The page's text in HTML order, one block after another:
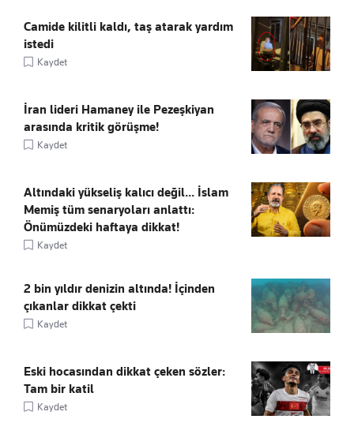
Camide kilitli kaldı, taş atarak yardım
istedi
Kaydet
İran lideri Hamaney ile Pezeşkiyan
arasında kritik görüşme!
Kaydet
Altındaki yükseliş kalıcı değil... İslam
Memiş tüm senaryoları anlattı:
Önümüzdeki haftaya dikkat!
Kaydet
2 bin yıldır denizin altında! İçinden
çıkanlar dikkat çekti
Kaydet
Eski hocasından dikkat çeken sözler:
Tam bir katil
Kaydet